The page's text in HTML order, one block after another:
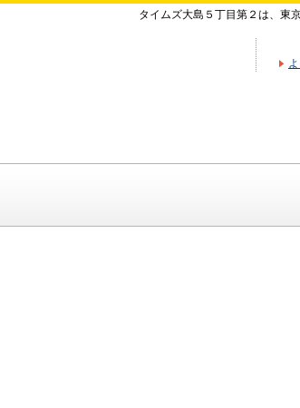
タイムズ大島５丁目第２は、東